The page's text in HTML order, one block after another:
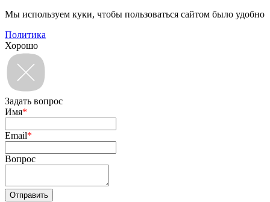
Мы используем куки, чтобы пользоваться сайтом было удобно
Политика
Хорошо
Задать вопрос
Имя*
Email*
Вопрос